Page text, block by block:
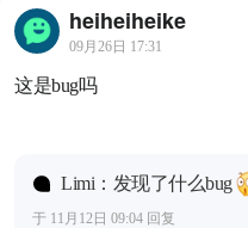
heiheiheike
09月26日 17:31
这是bug吗
Limi：发现了什么bug
于 11月12日 09:04 回复